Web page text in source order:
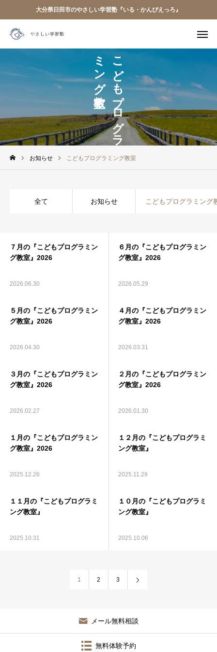
大分県日田市のやさしい学習塾『いる・かんぴえっろ』
こ
ど
も
プ
ロ
グ
ラ
ミ
ン
グ
教室
お知らせ こどもプログラミング教室
全て お知らせ こどもプログラミング
７月の『こどもプログラミン
グ教室』2026
2026.06.30
６月の『こどもプログラミン
グ教室』2026
2026.05.29
５月の『こどもプログラミン
グ教室』2026
2026.04.30
４月の『こどもプログラミン
グ教室』2026
2026.03.31
３月の『こどもプログラミン
グ教室』2026
2026.02.27
２月の『こどもプログラミン
グ教室』2026
2026.01.30
１月の『こどもプログラミン
グ教室』2026
2025.12.26
１２月の『こどもプログラミ
ング教室』
2025.11.29
１１月の『こどもプログラミ
ング教室』
2025.10.31
１０月の『こどもプログラミ
ング教室』
2025.10.06
1 2 3
メール無料相談
無料体験予約
開講中のクラス
BLOG